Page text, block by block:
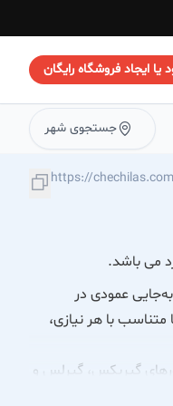
یا ایجاد فروشگاه رایگان
جستجوی شهر
می باشد.
عمودی در
با هر نیازی،
گیربکس، گیرلس و
و با ظرفیت‌های